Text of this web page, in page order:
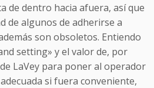
de dentro hacia afuera, así que
de algunos de adherirse a
son obsoletos. Entiendo
setting» y el valor de, por
LaVey para poner al operador
si fuera conveniente,